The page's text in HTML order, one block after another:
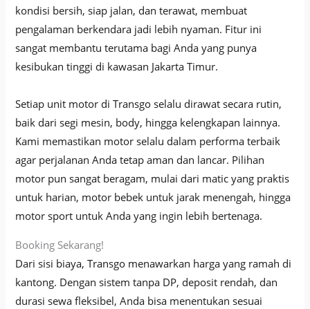
kondisi bersih, siap jalan, dan terawat, membuat
pengalaman berkendara jadi lebih nyaman. Fitur ini
sangat membantu terutama bagi Anda yang punya
kesibukan tinggi di kawasan Jakarta Timur.
Setiap unit motor di Transgo selalu dirawat secara rutin,
baik dari segi mesin, body, hingga kelengkapan lainnya.
Kami memastikan motor selalu dalam performa terbaik
agar perjalanan Anda tetap aman dan lancar. Pilihan
motor pun sangat beragam, mulai dari matic yang praktis
untuk harian, motor bebek untuk jarak menengah, hingga
motor sport untuk Anda yang ingin lebih bertenaga.
Booking Sekarang!
Dari sisi biaya, Transgo menawarkan harga yang ramah di
kantong. Dengan sistem tanpa DP, deposit rendah, dan
durasi sewa fleksibel, Anda bisa menentukan sesuai